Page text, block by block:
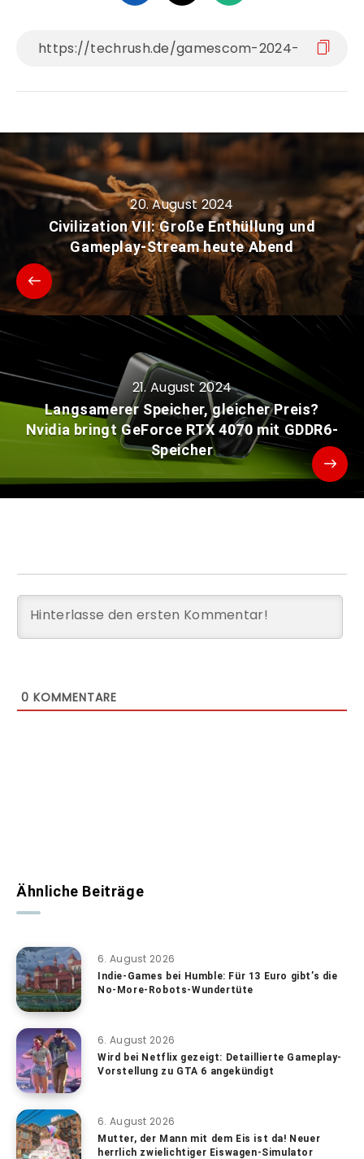
20. August 2024
Civilization VII: Große Enthüllung und
Gameplay-Stream heute Abend
21. August 2024
Langsamerer Speicher, gleicher Preis?
Nvidia bringt GeForce RTX 4070 mit GDDR6-
Speicher
0 KOMMENTARE
Ähnliche Beiträge
6. August 2026
Indie-Games bei Humble: Für 13 Euro gibt’s die
No-More-Robots-Wundertüte
6. August 2026
Wird bei Netflix gezeigt: Detaillierte Gameplay-
Vorstellung zu GTA 6 angekündigt
6. August 2026
Mutter, der Mann mit dem Eis ist da! Neuer
herrlich zwielichtiger Eiswagen-Simulator